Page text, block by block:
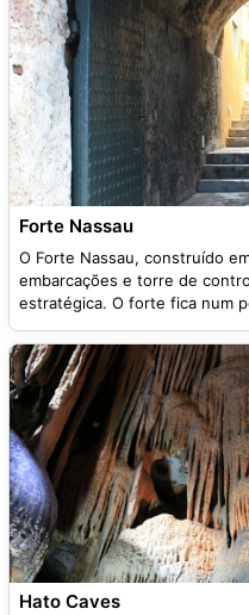
Forte Nassau
O Forte Nassau, construído
embarcações e torre de
estratégica. O forte fica num
Hato Caves